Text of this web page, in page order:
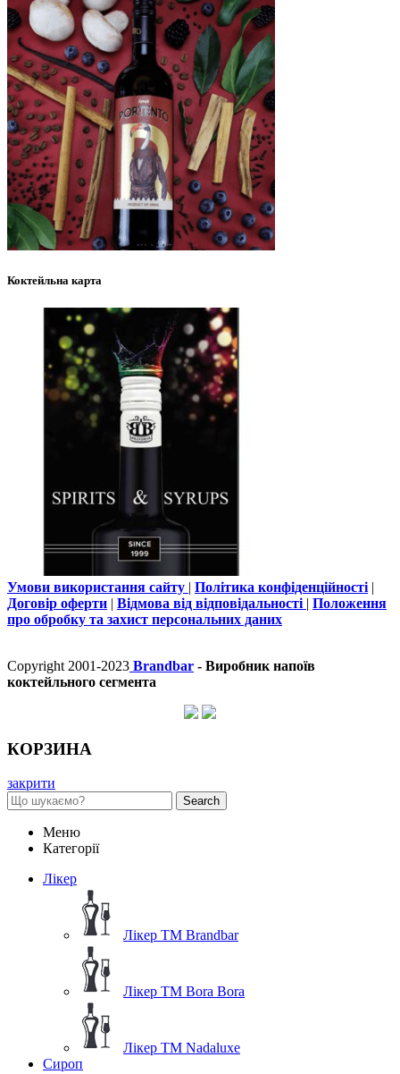
Коктейльна карта
Умови використання сайту | Політика конфіденційності |
Договір оферти | Відмова від відповідальності | Положення
про обробку та захист персональних даних
Copyright 2001-2023 Brandbar - Виробник напоїв
коктейльного сегмента
КОРЗИНА
закрити
Search
Меню
Категорії
Лікер
Лікер ТМ Brandbar
Лікер ТМ Bora Bora
Лікер ТМ Nadaluxe
Сироп